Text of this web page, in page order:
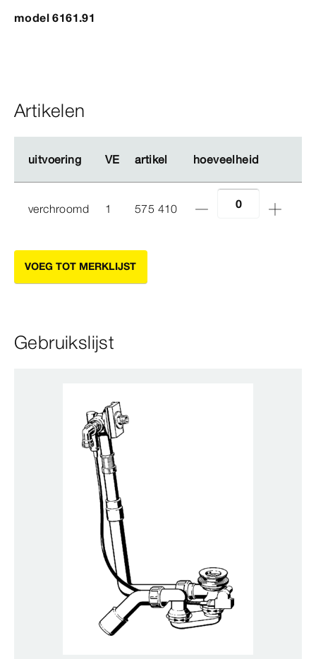
model 6161.91
Artikelen
uitvoering VE artikel hoeveelheid
uitvoering VE artikel hoeveelheid
verchroomd 1 575 410
VOEG TOT MERKLIJST
Gebruikslijst